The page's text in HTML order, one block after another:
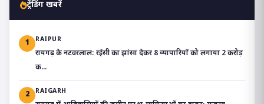
ट्रेंडिंग खबरें
1 RAIPUR
रायगढ़ के नटवरलाल: रईसी का झांसा देकर 8 व्यापारियों को लगाया 2 करोड़
क...
2 RAIGARH